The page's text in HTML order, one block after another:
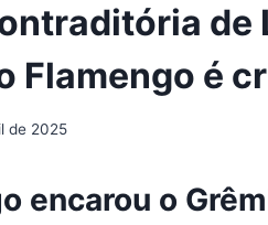
de
Flamengo é
de 2025
encarou o